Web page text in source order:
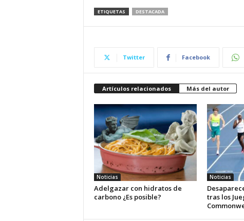
ETIQUETAS DESTACADA
Twitter Facebook
Artículos relacionados Más del autor
Noticias
Adelgazar con hidratos de
carbono ¿Es posible?
Noticias
tras los